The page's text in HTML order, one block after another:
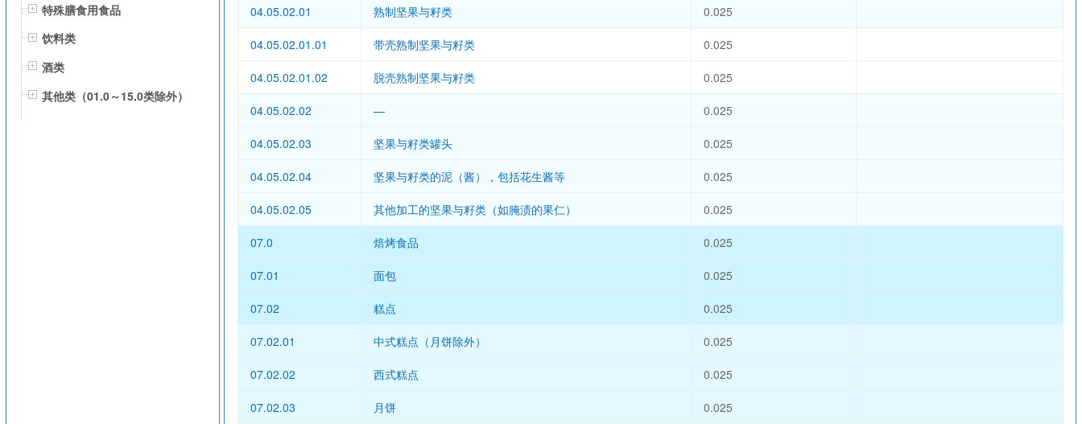
特殊膳食用食品
饮料类
酒类
其他类（01.0～15.0类除外）
04.05.02.01 熟制坚果与籽类 0.025
04.05.02.01.01 带壳熟制坚果与籽类 0.025
04.05.02.01.02 脱壳熟制坚果与籽类 0.025
04.05.02.02 — 0.025
04.05.02.03 坚果与籽类罐头 0.025
04.05.02.04 坚果与籽类的泥（酱），包括花生酱等 0.025
04.05.02.05 其他加工的坚果与籽类（如腌渍的果仁） 0.025
07.0 焙烤食品 0.025
07.01 面包 0.025
07.02 糕点 0.025
07.02.01 中式糕点（月饼除外） 0.025
07.02.02 西式糕点 0.025
07.02.03 月饼 0.025